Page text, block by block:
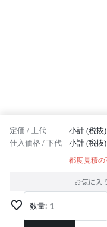
定価 / 上代 小計 (税抜)
仕入価格 / 下代 小計 (税抜)
都度見積
お気に入
数量: 1